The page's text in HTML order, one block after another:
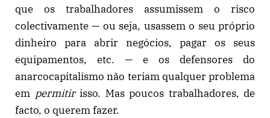
que os trabalhadores assumissem o risco
colectivamente — ou seja, usassem o seu próprio
dinheiro para abrir negócios, pagar os seus
equipamentos, etc. — e os defensores do
anarcocapitalismo não teriam qualquer problema
em permitirisso. Mas poucos trabalhadores, de
facto, o querem fazer.